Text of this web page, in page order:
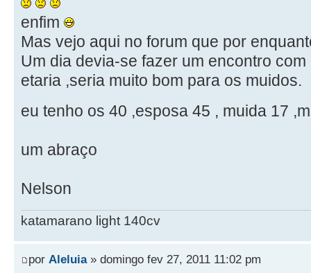
enfim
Mas vejo aqui no forum que por
Um dia devia-se fazer um encontro
etaria ,seria muito bom para os muidos.
eu tenho os 40 ,esposa 45 , muida 17
um abraço
Nelson
katamarano light 140cv
por Aleluia» domingo fev 27, 2011 11:02 pm